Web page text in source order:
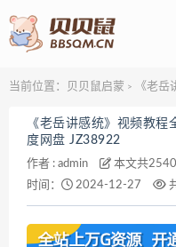
当前位置： 贝贝鼠启蒙 > 《老岳讲
《老岳讲感统》视频教
度网盘 JZ38922
作者 : admin 本文共
时间：
2024-12-27